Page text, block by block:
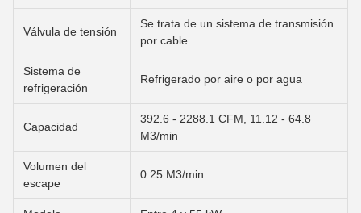
Válvula de tensión
Se trata de un sistema de transmisión
por cable.
Sistema de
refrigeración
Refrigerado por aire o por agua
Capacidad
392.6 - 2288.1 CFM, 11.12 - 64.8
M3/min
Volumen del
escape
0.25 M3/min